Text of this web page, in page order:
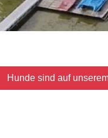
Hunde sind auf